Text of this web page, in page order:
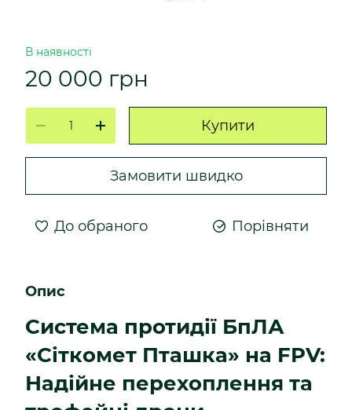
В наявності
20 000 грн
Купити
Замовити швидко
До обраного Порівняти
Опис
Система протидії БпЛА
«Сіткомет Пташка» на FPV:
Надійне перехоплення та